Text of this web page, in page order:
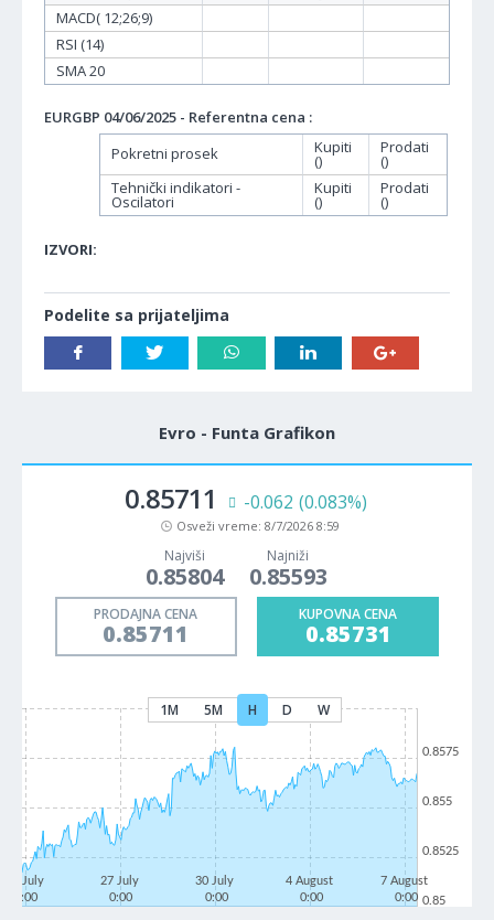
MACD( 12;26;9)
RSI (14)
SMA 20
EURGBP 04/06/2025 - Referentna cena :
Pokretni prosek
Kupiti
()
Prodati
()
Tehnički indikatori -
Oscilatori
Kupiti
()
Prodati
()
IZVORI:
Podelite sa prijateljima
Evro - Funta Grafikon
0.85711 -0.062 (0.083%)
Osveži vreme: 8/7/2026 8:59
Najviši
0.85804
Najniži
0.85593
PRODAJNA CENA
0.85711
KUPOVNA CENA
0.85731
1M 5M H D W
22 July
0:00
27 July
0:00
30 July
0:00
4 August
0:00
7 August
0:00 0.85
0.8525
0.855
0.8575